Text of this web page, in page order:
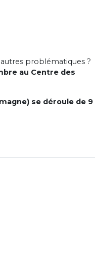
problématiques ?
au Centre des
se déroule de 9